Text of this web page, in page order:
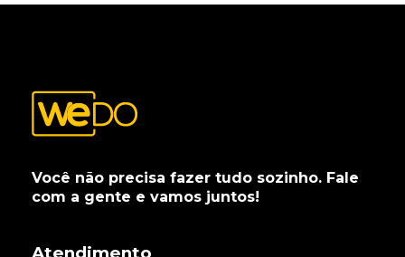
Você não precisa fazer tudo sozinho. Fale
com a gente e vamos juntos!